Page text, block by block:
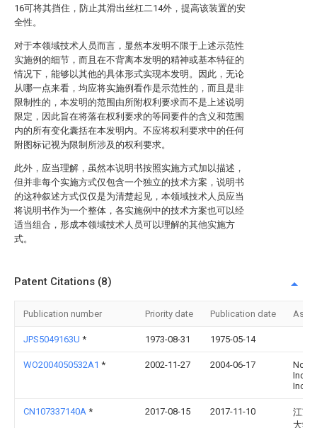
16可将其挡住，防止其滑出丝杠二14外，提高该装置的安
全性。
对于本领域技术人员而言，显然本发明不限于上述示范性
实施例的细节，而且在不背离本发明的精神或基本特征的
情况下，能够以其他的具体形式实现本发明。因此，无论
从哪一点来看，均应将实施例看作是示范性的，而且是非
限制性的，本发明的范围由所附权利要求而不是上述说明
限定，因此旨在将落在权利要求的等同要件的含义和范围
内的所有变化囊括在本发明内。不应将权利要求中的任何
附图标记视为限制所涉及的权利要求。
此外，应当理解，虽然本说明书按照实施方式加以描述，
但并非每个实施方式仅包含一个独立的技术方案，说明书
的这种叙述方式仅仅是为清楚起见，本领域技术人员应当
将说明书作为一个整体，各实施例中的技术方案也可以经
适当组合，形成本领域技术人员可以理解的其他实施方
式。
Patent Citations (8)
Publication number Priority date Publication date
JPS5049163U * 1973-08-31 1975-05-14
WO2004050532A1 * 2002-11-27 2004-06-17
Inc.
CN107337140A * 2017-08-15 2017-11-10
江苏
大学